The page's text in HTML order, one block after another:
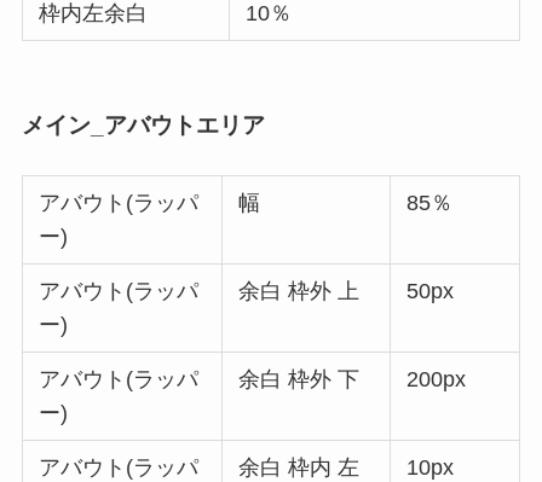
枠内左余白 10％
メイン_アバウトエリア
アバウト(ラッパ
ー)
幅 85％
アバウト(ラッパ
ー)
余白 枠外 上 50px
アバウト(ラッパ
ー)
余白 枠外 下 200px
アバウト(ラッパ
余白 枠内 左
10px